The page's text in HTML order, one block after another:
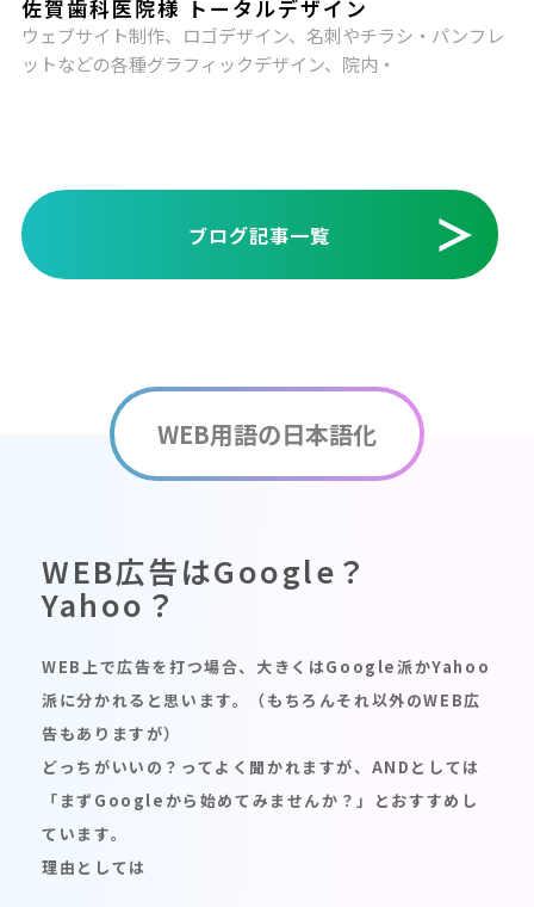
佐賀歯科医院様 トータルデザイン
ウェブサイト制作、ロゴデザイン、名刺やチラシ・パンフレ
ットなどの各種グラフィックデザイン、院内・
ブログ記事一覧
WEB用語の日本語化
WEB広告はGoogle？
Yahoo？
WEB上で広告を打つ場合、大きくはGoogle派かYahoo
派に分かれると思います。（もちろんそれ以外のWEB広
告もありますが）
どっちがいいの？ってよく聞かれますが、ANDとしては
「まずGoogleから始めてみませんか？」とおすすめし
ています。
理由としては